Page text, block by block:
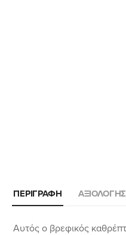
ΠΕΡΙΓΡΑΦΉ
Αυτός ο βρεφικός